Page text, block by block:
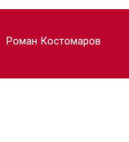
Роман Костомаров